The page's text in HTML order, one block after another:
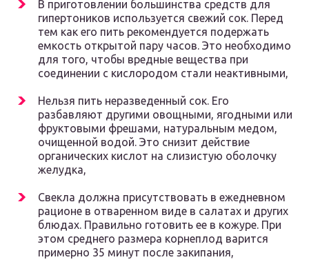
В приготовлении большинства средств для
гипертоников используется свежий сок. Перед
тем как его пить рекомендуется подержать
емкость открытой пару часов. Это необходимо
для того, чтобы вредные вещества при
соединении с кислородом стали неактивными,
Нельзя пить неразведенный сок. Его
разбавляют другими овощными, ягодными или
фруктовыми фрешами, натуральным медом,
очищенной водой. Это снизит действие
органических кислот на слизистую оболочку
желудка,
Свекла должна присутствовать в ежедневном
рационе в отваренном виде в салатах и других
блюдах. Правильно готовить ее в кожуре. При
этом среднего размера корнеплод варится
примерно 35 минут после закипания,